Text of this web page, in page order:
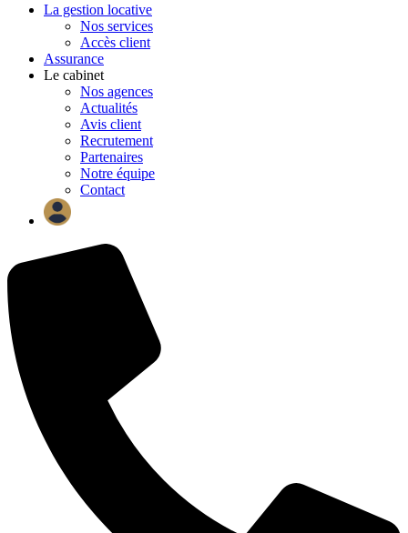
La gestion locative
Nos services
Accès client
Assurance
Le cabinet
Nos agences
Actualités
Avis client
Recrutement
Partenaires
Notre équipe
Contact